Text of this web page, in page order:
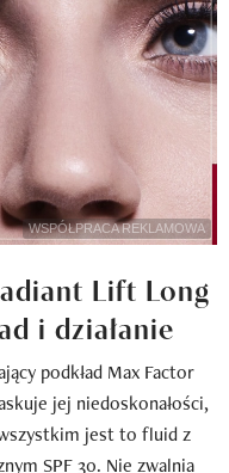
WSPÓŁPRACA REKLAMOWA
Lift Long
i działanie
podkład Max Factor
jej niedoskonałości,
jest to fluid z
SPF 30. Nie zwalnia